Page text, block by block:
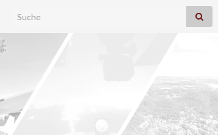
Search for: